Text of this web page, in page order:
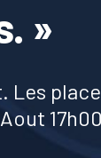
»
Les